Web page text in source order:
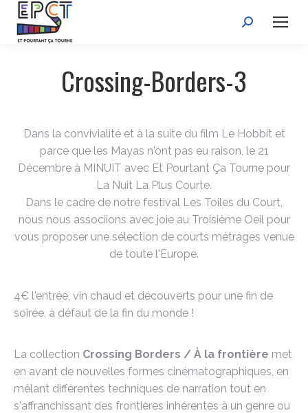
Recherche
Crossing-Borders-3
Dans la convivialité et à la suite du film Le Hobbit et
parce que les Mayas n'ont pas eu raison, le 21
Décembre à MINUIT avec Et Pourtant Ça Tourne pour
La Nuit La Plus Courte.
Dans le cadre de notre festival Les Toiles du Court,
nous nous associions avec joie au Troisième Oeil pour
vous proposer une sélection de courts métrages venue
de toute l'Europe.
4€ l'entrée, vin chaud et découverts pour une fin de
soirée, à défaut de la fin du monde !
La collection Crossing Borders / À la frontière met
en avant de nouvelles formes cinématographiques, en
mêlant différentes techniques de narration tout en
s'affranchissant des frontières inhérentes à un genre ou